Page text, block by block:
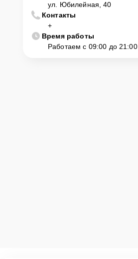
ул. Юбилейная, 40
Контакты
+
Время работы
Работаем с 09:00 до 21:00